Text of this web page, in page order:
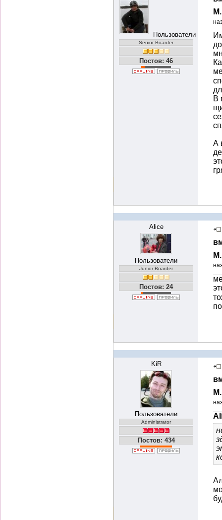
Пользователи
Senior Boarder
Постов: 46
В
А
Alice
Пользователи
Junior Boarder
Постов: 24
KiR
Пользователи
Administrator
Постов: 434